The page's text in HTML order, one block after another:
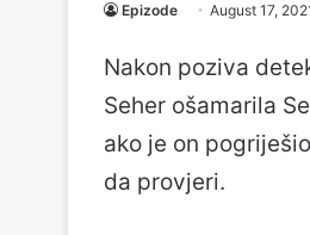
Epizode August 17,
Nakon poziva
Seher ošamarila
ako je on
da provjeri.